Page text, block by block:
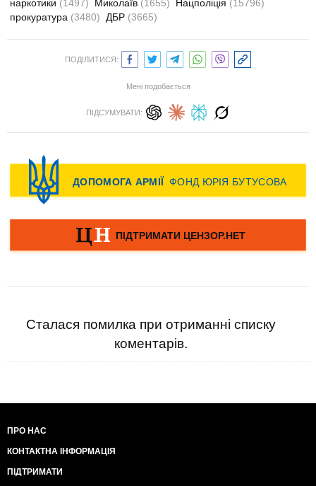
наркотики (1497) Миколаїв (1655) Нацполіція (15796)
прокуратура (3480) ДБР (3665)
ПОДІЛИТИСЯ:
Мені подобається
ПІДСУМУВАТИ:
Сталася помилка при отриманні списку
коментарів.
ПРО НАС
КОНТАКТНА ІНФОРМАЦІЯ
ПІДТРИМАТИ